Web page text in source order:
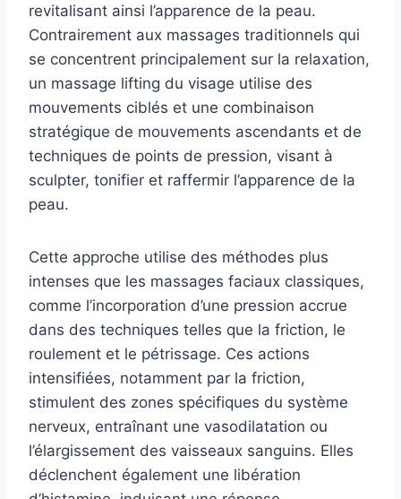
revitalisant ainsi l’apparence de la peau.
Contrairement aux massages traditionnels qui
se concentrent principalement sur la relaxation,
un massage lifting du visage utilise des
mouvements ciblés et une combinaison
stratégique de mouvements ascendants et de
techniques de points de pression, visant à
sculpter, tonifier et raffermir l’apparence de la
peau.
Cette approche utilise des méthodes plus
intenses que les massages faciaux classiques,
comme l’incorporation d’une pression accrue
dans des techniques telles que la friction, le
roulement et le pétrissage. Ces actions
intensifiées, notamment par la friction,
stimulent des zones spécifiques du système
nerveux, entraînant une vasodilatation ou
l’élargissement des vaisseaux sanguins. Elles
déclenchent également une libération